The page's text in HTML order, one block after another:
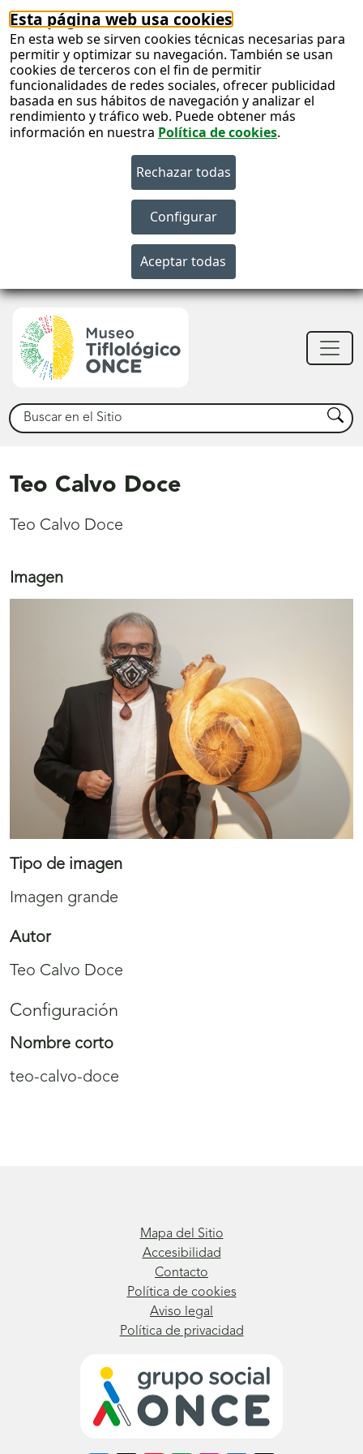
Esta página web usa cookies
En esta web se sirven cookies técnicas necesarias para
permitir y optimizar su navegación. También se usan
cookies de terceros con el fin de permitir
funcionalidades de redes sociales, ofrecer publicidad
basada en sus hábitos de navegación y analizar el
rendimiento y tráfico web. Puede obtener más
información en nuestra Política de cookies.
Buscar Buscar
Teo Calvo Doce
Teo Calvo Doce
Imagen
Tipo de imagen
Imagen grande
Autor
Teo Calvo Doce
Configuración
Nombre corto
teo-calvo-doce
Mapa del Sitio
Accesibilidad
Contacto
Política de cookies
Aviso legal
Política de privacidad